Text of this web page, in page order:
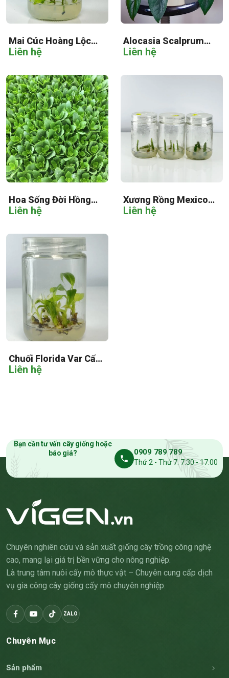
Mai Cúc Hoàng Lộc
Cấy Mô
Liên hệ
Alocasia Scalprum
Cấy Mô
Liên hệ
Hoa Sống Đời Hồng
Cấy Mô
Liên hệ
Xương Rồng Mexico
Cấy Mô
Liên hệ
Chuối Florida Var Cấy
Mô
Liên hệ
Bạn cần tư vấn cây giống hoặc
báo giá?
0909 789 789
Thứ 2 - Thứ 7: 7:30 - 17:00
Chuyên nghiên cứu và sản xuất giống cây trồng công nghệ
cao, mang lại giá trị bền vững cho nông nghiệp.
Là trung tâm nuôi cấy mô thực vật – Chuyên cung cấp dịch
vụ gia công cây giống cấy mô chuyên nghiệp.
ZALO
Chuyên Mục
Sản phẩm